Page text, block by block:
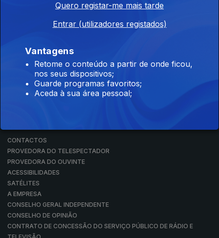
RTP PLAY
EM DIRETO
REVER PROGRAMAS
CONCURSOS
CONTACTOS
PROVEDORA DO TELESPECTADOR
PROVEDORA DO OUVINTE
ACESSIBILIDADES
SATÉLITES
A EMPRESA
CONSELHO GERAL INDEPENDENTE
CONSELHO DE OPINIÃO
CONTRATO DE CONCESSÃO DO SERVIÇO PÚBLICO DE RÁDIO E
Quero registar-me mais tarde
Entrar (utilizadores registados)
Vantagens
Retome o conteúdo a partir de onde ficou,
nos seus dispositivos;
Guarde programas favoritos;
Aceda à sua área pessoal;